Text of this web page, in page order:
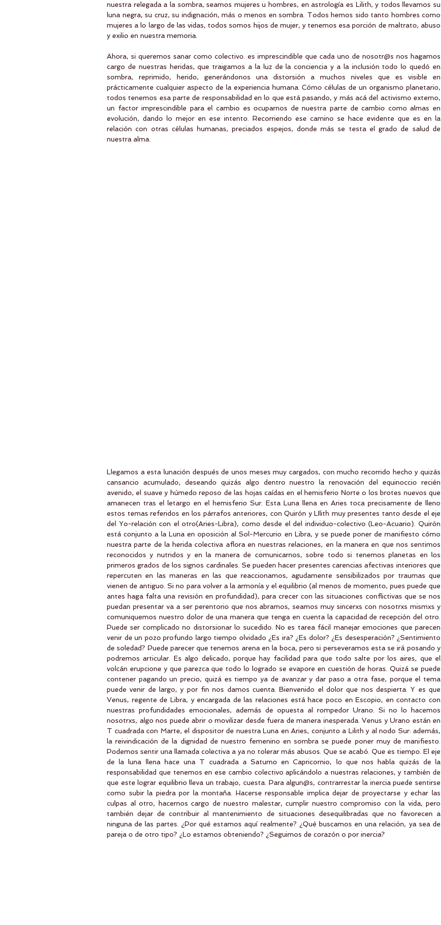
nuestra relegada a la sombra, seamos mujeres u hombres, en astrología es Lilith, y todos llevamos su
luna negra, su cruz, su indignación, más o menos en sombra. Todos hemos sido tanto hombres como
mujeres a lo largo de las vidas, todos somos hijos de mujer, y tenemos esa porción de maltrato, abuso
y exilio en nuestra memoria.
Ahora, si queremos sanar como colectivo. es imprescindible que cada uno de nosotr@s nos hagamos
cargo de nuestras heridas, que traigamos a la luz de la conciencia y a la inclusión todo lo quedó en
sombra, reprimido, herido, generándonos una distorsión a muchos niveles que es visible en
prácticamente cualquier aspecto de la experiencia humana. Cómo células de un organismo planetario,
todos tenemos esa parte de responsabilidad en lo que está pasando, y más acá del activismo externo,
un factor imprescindible para el cambio es ocuparnos de nuestra parte de cambio como almas en
evolución, dando lo mejor en ese intento. Recorriendo ese camino se hace evidente que es en la
relación con otras células humanas, preciados espejos, donde más se testa el grado de salud de
nuestra alma.
Llegamos a esta lunación después de unos meses muy cargados, con mucho recorrido hecho y quizás
cansancio acumulado, deseando quizás algo dentro nuestro la renovación del equinoccio recién
avenido, el suave y húmedo reposo de las hojas caídas en el hemisferio Norte o los brotes nuevos que
amanecen tras el letargo en el hemisferio Sur. Esta Luna llena en Aries toca precisamente de lleno
estos temas referidos en los párrafos anteriores, con Quirón y LIlith muy presentes tanto desde el eje
del Yo-relación con el otro(Aries-Libra), como desde el del individuo-colectivo (Leo-Acuario). Quirón
está conjunto a la Luna en oposición al Sol-Mercurio en Libra, y se puede poner de manifiesto cómo
nuestra parte de la herida colectiva aflora en nuestras relaciones, en la manera en que nos sentimos
reconocidos y nutridos y en la manera de comunicarnos, sobre todo si tenemos planetas en los
primeros grados de los signos cardinales. Se pueden hacer presentes carencias afectivas interiores que
repercuten en las maneras en las que reaccionamos, agudamente sensibilizados por traumas que
vienen de antiguo. Si no para volver a la armonía y el equilibrio (al menos de momento, pues puede que
antes haga falta una revisión en profundidad), para crecer con las situaciones conflictivas que se nos
puedan presentar va a ser perentorio que nos abramos, seamos muy sincerxs con nosotrxs mismxs y
comuniquemos nuestro dolor de una manera que tenga en cuenta la capacidad de recepción del otro.
Puede ser complicado no distorsionar lo sucedido. No es tarea fácil manejar emociones que parecen
venir de un pozo profundo largo tiempo olvidado ¿Es ira? ¿Es dolor? ¿Es desesperación? ¿Sentimiento
de soledad? Puede parecer que tenemos arena en la boca, pero si perseveramos esta se irá posando y
podremos articular. Es algo delicado, porque hay facilidad para que todo salte por los aires, que el
volcán erupcione y que parezca que todo lo logrado se evapore en cuestión de horas. Quizá se puede
contener pagando un precio, quizá es tiempo ya de avanzar y dar paso a otra fase, porque el tema
puede venir de largo, y por fin nos damos cuenta. Bienvenido el dolor que nos despierta. Y es que
Venus, regente de Libra, y encargada de las relaciones está hace poco en Escopio, en contacto con
nuestras profundidades emocionales, además de opuesta al rompedor Urano. Si no lo hacemos
nosotrxs, algo nos puede abrir o movilizar desde fuera de manera inesperada. Venus y Urano están en
T cuadrada con Marte, el dispositor de nuestra Luna en Aries, conjunto a Lilith y al nodo Sur: además,
la reivindicación de la dignidad de nuestro femenino en sombra se puede poner muy de manifiesto.
Podemos sentir una llamada colectiva a ya no tolerar más abusos. Que se acabó. Que es tiempo. El eje
de la luna llena hace una T cuadrada a Saturno en Capricornio, lo que nos habla quizás de la
responsabilidad que tenemos en ese cambio colectivo aplicándolo a nuestras relaciones, y también de
que este lograr equilibrio lleva un trabajo, cuesta. Para algun@s, contrarrestar la inercia puede sentirse
como subir la piedra por la montaña. Hacerse responsable implica dejar de proyectarse y echar las
culpas al otro, hacernos cargo de nuestro malestar, cumplir nuestro compromiso con la vida, pero
también dejar de contribuir al mantenimiento de situaciones desequilibradas que no favorecen a
ninguna de las partes. ¿Por qué estamos aquí realmente? ¿Qué buscamos en una relación, ya sea de
pareja o de otro tipo? ¿Lo estamos obteniendo? ¿Seguimos de corazón o por inercia?